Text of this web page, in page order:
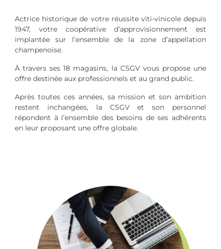
Actrice historique de votre réussite viti-vinicole depuis
1947, votre coopérative d’approvisionnement est
implantée sur l’ensemble de la zone d’appellation
champenoise.
À travers ses 18 magasins, la CSGV vous propose une
offre destinée aux professionnels et au grand public.
Après toutes ces années, sa mission et son ambition
restent inchangées, la CSGV et son personnel
répondent à l’ensemble des besoins de ses adhérents
en leur proposant une offre globale.